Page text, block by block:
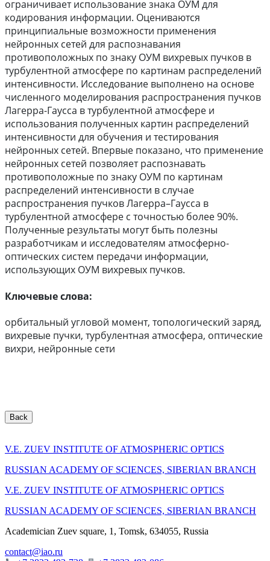
ограничивает использование знака ОУМ для
кодирования информации. Оцениваются
принципиальные возможности применения
нейронных сетей для распознавания
противоположных по знаку ОУМ вихревых пучков в
турбулентной атмосфере по картинам распределений
интенсивности. Исследование выполнено на основе
численного моделирования распространения пучков
Лагерра-Гаусса в турбулентной атмосфере и
использования полученных картин распределений
интенсивности для обучения и тестирования
нейронных сетей. Впервые показано, что применение
нейронных сетей позволяет распознавать
противоположные по знаку ОУМ по картинам
распределений интенсивности в случае
распространения пучков Лагерра–Гаусса в
турбулентной атмосфере с точностью более 90%.
Полученные результаты могут быть полезны
разработчикам и исследователям атмосферно-
оптических систем передачи информации,
использующих ОУМ вихревых пучков.
Ключевые слова:
орбитальный угловой момент, топологический заряд,
вихревые пучки, турбулентная атмосфера, оптические
вихри, нейронные сети
Back
V.E. ZUEV INSTITUTE OF ATMOSPHERIC OPTICS
RUSSIAN ACADEMY OF SCIENCES, SIBERIAN BRANCH
V.E. ZUEV INSTITUTE OF ATMOSPHERIC OPTICS
RUSSIAN ACADEMY OF SCIENCES, SIBERIAN BRANCH
Academician Zuev square, 1, Tomsk, 634055, Russia
contact@iao.ru